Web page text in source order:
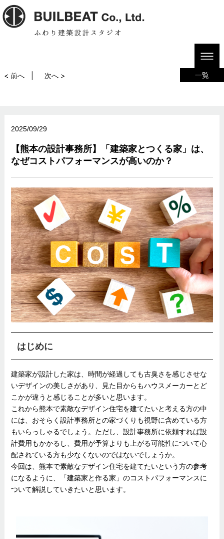
HOME
ブログ
【熊本の設計事務所】「建築家とつくる家」は、なぜコストパフォーマ
ンスが高いのか？
一覧
< 前へ 次へ >
2025/09/29
【熊本の設計事務所】「建築家とつくる家」は、
なぜコストパフォーマンスが高いのか？
はじめに
建築家が設計した家は、時間が経過しても古臭さを感じさせな
いデザインの美しさがあり、見た目からもハウスメーカーとど
こかが違うと感じることが多いと思います。
これから熊本で素敵なデザイン住宅を建てたいと考える方の中
には、おそらく設計事務所との家づくりも視野に含めている方
もいらっしゃるでしょう。ただし、設計事務所に依頼すれば設
計費用もかかるし、費用が予算よりも上がる可能性について心
配されている方も少なくないのではないでしょうか。
今回は、熊本で素敵なデザイン住宅を建てたいという方の参考
になるように、「建築家と作る家」のコストパフォーマンスに
ついて解説していきたいと思います。